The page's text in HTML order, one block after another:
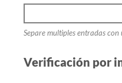
Separe multiples entradas
Verificación por